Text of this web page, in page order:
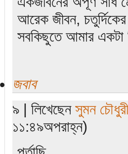
আরেক জীবন, চতুর্দিকের
সবকিছুতে আমার একটা
জবাব
৯ | লিখেছেন সুমন চৌধুরী
১১:৪৯অপরাহ্ন)